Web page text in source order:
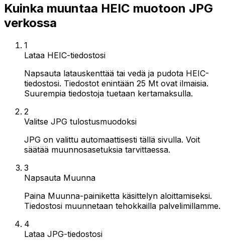
Kuinka muuntaa HEIC muotoon JPG
verkossa
1
Lataa HEIC-tiedostosi
Napsauta latauskenttää tai vedä ja pudota HEIC-
tiedostosi. Tiedostot enintään 25 Mt ovat ilmaisia.
Suurempia tiedostoja tuetaan kertamaksulla.
2
Valitse JPG tulostusmuodoksi
JPG on valittu automaattisesti tällä sivulla. Voit
säätää muunnosasetuksia tarvittaessa.
3
Napsauta Muunna
Paina Muunna-painiketta käsittelyn aloittamiseksi.
Tiedostosi muunnetaan tehokkailla palvelimillamme.
4
Lataa JPG-tiedostosi